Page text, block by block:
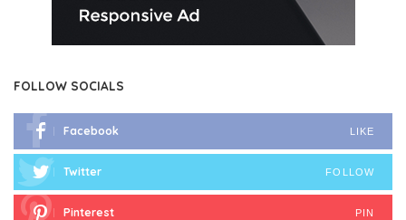
FOLLOW SOCIALS
Facebook LIKE
Twitter FOLLOW
Pinterest PIN